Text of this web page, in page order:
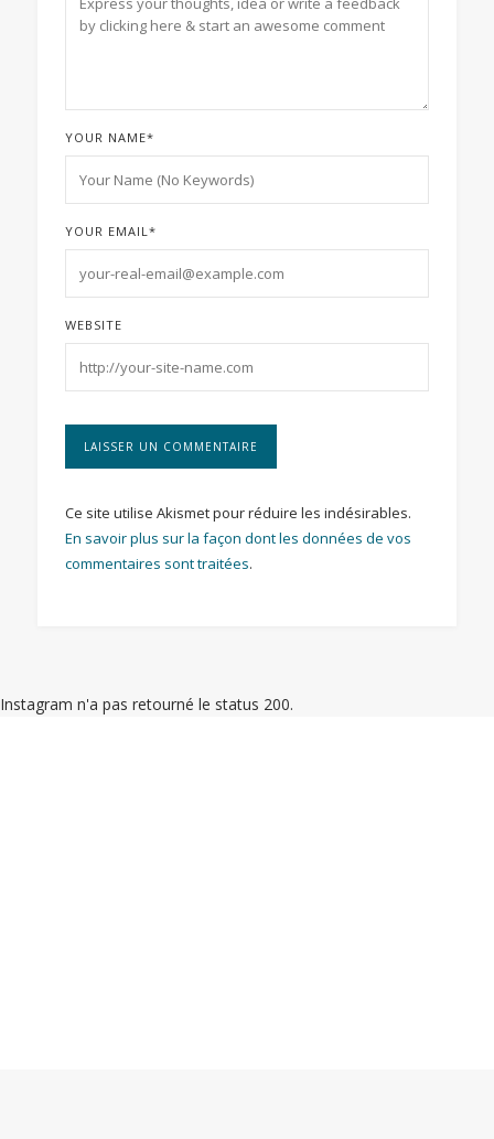
YOUR NAME*
YOUR EMAIL*
WEBSITE
Ce site utilise Akismet pour réduire les indésirables.
En savoir plus sur la façon dont les données de vos
commentaires sont traitées.
Instagram n'a pas retourné le status 200.